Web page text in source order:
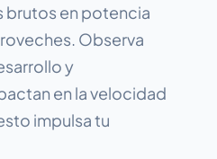
en potencia
Observa
y
en la velocidad
impulsa tu